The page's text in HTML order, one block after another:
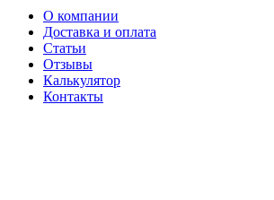
О компании
Доставка и оплата
Статьи
Отзывы
Калькулятор
Контакты